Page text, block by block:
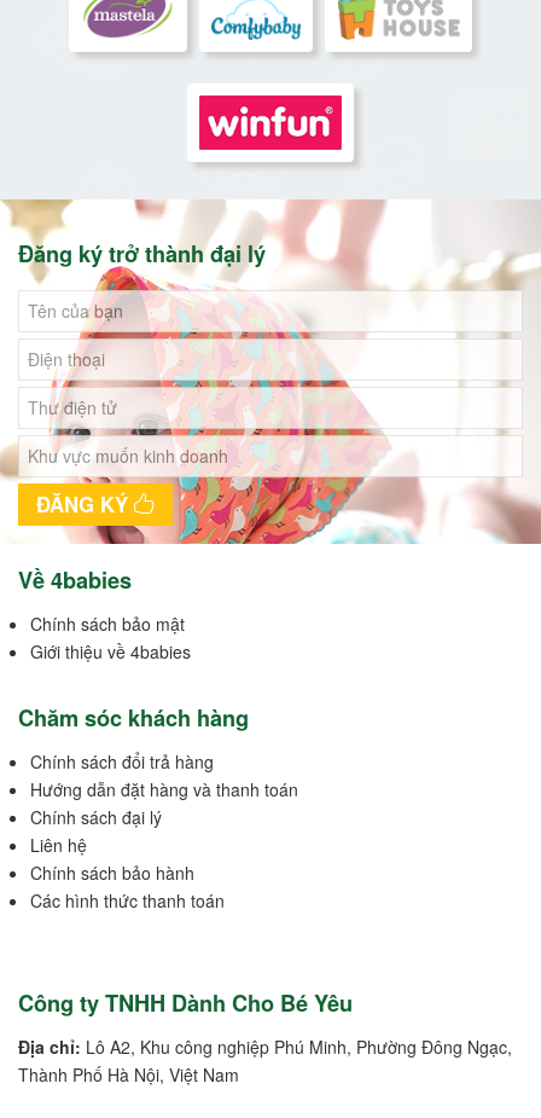
Đăng ký trở thành đại lý
ĐĂNG KÝ
Về 4babies
Chính sách bảo mật
Giới thiệu về 4babies
Chăm sóc khách hàng
Chính sách đổi trả hàng
Hướng dẫn đặt hàng và thanh toán
Chính sách đại lý
Liên hệ
Chính sách bảo hành
Các hình thức thanh toán
Công ty TNHH Dành Cho Bé Yêu
Địa chỉ: Lô A2, Khu công nghiệp Phú Minh, Phường Đông Ngạc,
Thành Phố Hà Nội, Việt Nam